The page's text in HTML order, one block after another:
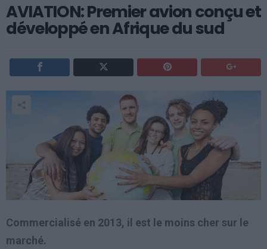
AVIATION: Premier avion conçu et
développé en Afrique du sud
Commercialisé en 2013, il est le moins cher sur le
marché.